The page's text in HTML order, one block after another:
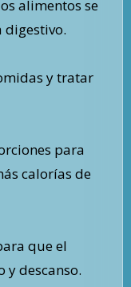
digestivo.
calorías de
y descanso.